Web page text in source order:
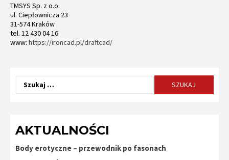
TMSYS Sp. z o.o.
ul. Ciepłownicza 23
31-574 Kraków
tel. 12 430 04 16
www: https://ironcad.pl/draftcad/
AKTUALNOŚCI
Body erotyczne – przewodnik po fasonach